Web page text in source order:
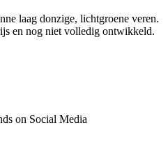
laag donzige, lichtgroene veren.
en nog niet volledig ontwikkeld.
on Social Media